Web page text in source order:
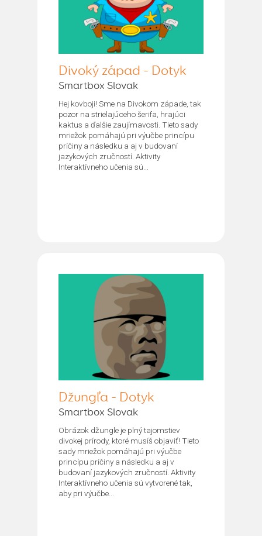
Divoký západ - Dotyk
Smartbox Slovak
Hej kovboji! Sme na Divokom západe, tak
pozor na strielajúceho šerifa, hrajúci
kaktus a ďalšie zaujímavosti. Tieto sady
mriežok pomáhajú pri výučbe princípu
príčiny a následku a aj v budovaní
jazykových zručností. Aktivity
Interaktívneho učenia sú...
Džungľa - Dotyk
Smartbox Slovak
Obrázok džungle je plný tajomstiev
divokej prírody, ktoré musíš objaviť! Tieto
sady mriežok pomáhajú pri výučbe
princípu príčiny a následku a aj v
budovaní jazykových zručností. Aktivity
Interaktívneho učenia sú vytvorené tak,
aby pri výučbe...